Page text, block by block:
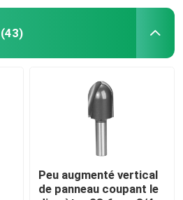
(43)
Peu augmenté vertical
de panneau coupant le